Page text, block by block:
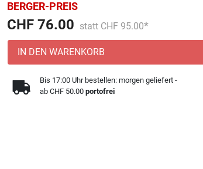
BERGER-PREIS
CHF 76.00 Preis reduziert von
statt CHF 95.00
An
IN DEN WARENKORB
Bis 17:00 Uhr bestellen: morgen geliefert -
ab CHF 50.00portofrei